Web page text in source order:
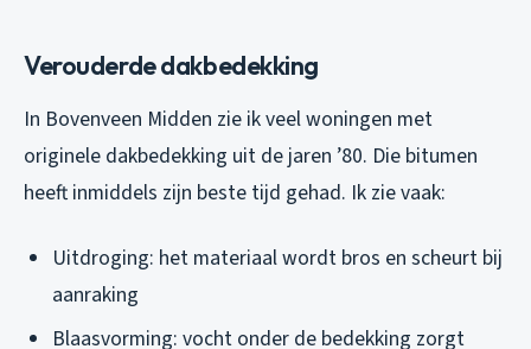
Verouderde dakbedekking
In Bovenveen Midden zie ik veel woningen met
originele dakbedekking uit de jaren ’80. Die bitumen
heeft inmiddels zijn beste tijd gehad. Ik zie vaak:
Uitdroging: het materiaal wordt bros en scheurt bij
aanraking
Blaasvorming: vocht onder de bedekking zorgt